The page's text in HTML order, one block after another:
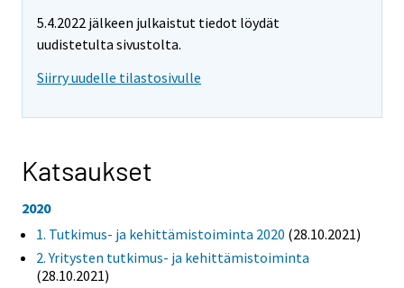
5.4.2022 jälkeen julkaistut tiedot löydät
uudistetulta sivustolta.
Siirry uudelle tilastosivulle
Katsaukset
2020
1. Tutkimus- ja kehittämistoiminta 2020 (28.10.2021)
2. Yritysten tutkimus- ja kehittämistoiminta
(28.10.2021)